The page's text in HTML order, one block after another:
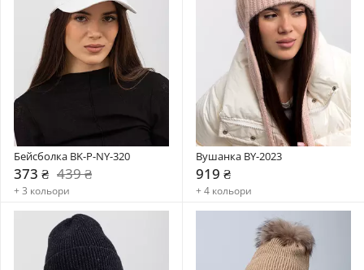
Бейсболка BK-P-NY-320
373 ₴ 439 ₴
+ 3 кольори
Вушанка BY-2023
919 ₴
+ 4 кольори